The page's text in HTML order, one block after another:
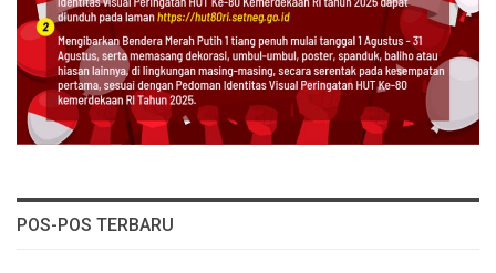
POS-POS TERBARU